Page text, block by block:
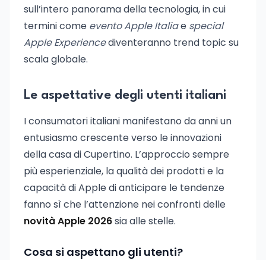
sull’intero panorama della tecnologia, in cui
termini come evento Apple Italiae special
Apple Experiencediventeranno trend topic su
scala globale.
Le aspettative degli utenti italiani
I consumatori italiani manifestano da anni un
entusiasmo crescente verso le innovazioni
della casa di Cupertino. L’approccio sempre
più esperienziale, la qualità dei prodotti e la
capacità di Apple di anticipare le tendenze
fanno sì che l’attenzione nei confronti delle
novità Apple 2026sia alle stelle.
Cosa si aspettano gli utenti?